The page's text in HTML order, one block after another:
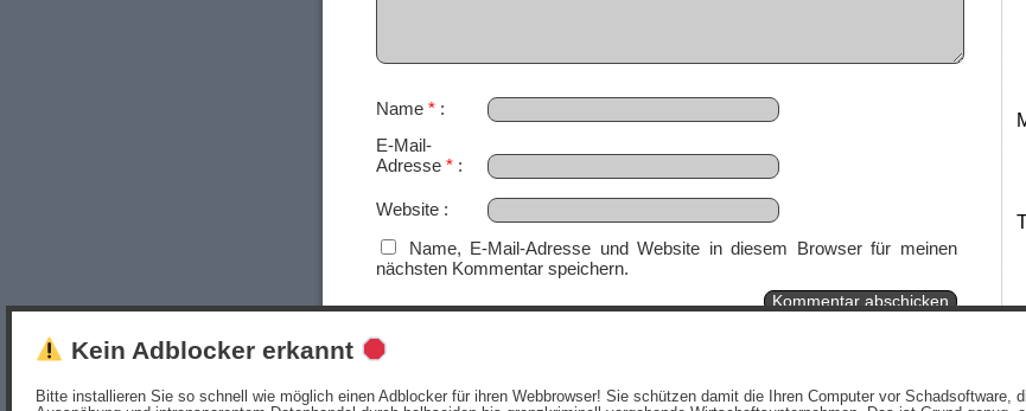
Name *
E-Mail-
Adresse *
Website
Name, E-Mail-Adresse und Website in diesem Browser für meinen
nächsten Kommentar speichern.
Beiträge (RSS)undKommentare (RSS).
Kein Adblocker erkannt
Bitte installieren Sie so schnell wie möglich einen Adblocker für ihren Webbrowser! Sie schützen damit die Ihren Computer vor Schadsoftware,